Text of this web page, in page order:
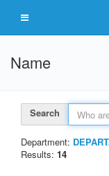
Name
Search
Department:
Results: 14